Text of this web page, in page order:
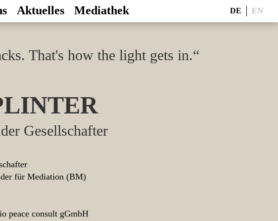
Aktuelles Mediathek DE EN
That's how the light gets in.“
Gesellschafter
für Mediation (BM)
peace consult gGmbH